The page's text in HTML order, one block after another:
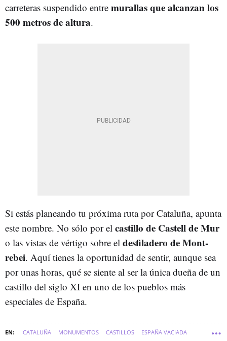
carreteras suspendido entre murallas que alcanzan los
500 metros de altura.
Si estás planeando tu próxima ruta por Cataluña, apunta
este nombre. No sólo por el castillo de Castell de Mur
o las vistas de vértigo sobre el desfiladero de Mont-
rebei. Aquí tienes la oportunidad de sentir, aunque sea
por unas horas, qué se siente al ser la única dueña de un
castillo del siglo XI en uno de los pueblos más
especiales de España.
CATALUÑA MONUMENTOS CASTILLOS ESPAÑA VACIADA